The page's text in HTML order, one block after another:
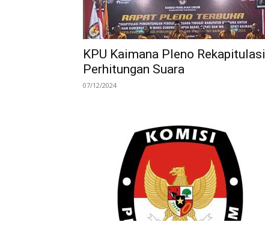
KPU Kaimana Pleno Rekapitulasi
Perhitungan Suara
07/12/2024